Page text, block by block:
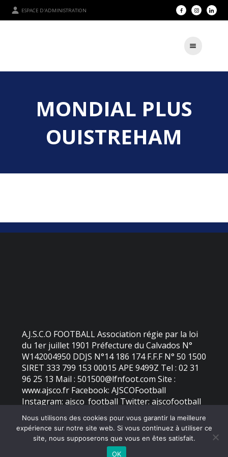
ESPACE D'ADMINISTRATION
MONDIAL PLUS
OUISTREHAM
A.J.S.C.O FOOTBALL Association régie par la loi
du 1er juillet 1901 Préfecture du Calvados N°
W142004950 DDJS N°14 186 174 F.F.F N° 50 1500
SIRET 333 799 153 00015 APE 9499Z Tel : 02 31
96 25 13 Mail : 501500@lfnfoot.com Site :
www.ajsco.fr Facebook: AJSCOFootball
Instagram: ajsco_football Twitter: ajscofootball
2026 - AJS Colleville Ouistreham | Site internet réalisé par
Nous utilisons des cookies pour vous garantir la meilleure
expérience sur notre site web. Si vous continuez à utiliser ce
site, nous supposerons que vous en êtes satisfait.
OK